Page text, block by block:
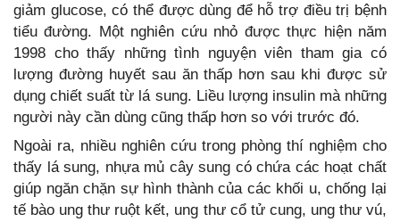
giảm glucose, có thể được dùng để hỗ trợ điều trị bệnh
tiểu đường. Một nghiên cứu nhỏ được thực hiện năm
1998 cho thấy những tình nguyện viên tham gia có
lượng đường huyết sau ăn thấp hơn sau khi được sử
dụng chiết suất từ lá sung. Liều lượng insulin mà những
người này cần dùng cũng thấp hơn so với trước đó.
Ngoài ra, nhiều nghiên cứu trong phòng thí nghiệm cho
thấy lá sung, nhựa mủ cây sung có chứa các hoạt chất
giúp ngăn chặn sự hình thành của các khối u, chống lại
tế bào ung thư ruột kết, ung thư cổ tử cung, ung thư vú,